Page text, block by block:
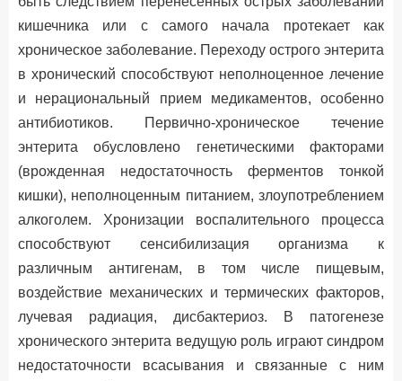
кишечника или с самого начала протекает как
хроническое заболевание. Переходу острого энтерита
в хронический способствуют неполноценное лечение
и нерациональный прием медикаментов, особенно
антибиотиков. Первично-хроническое течение
энтерита обусловлено генетическими факторами
(врожденная недостаточность ферментов тонкой
кишки), неполноценным питанием, злоупотреблением
алкоголем. Хронизации воспалительного процесса
способствуют сенсибилизация организма к
различным антигенам, в том числе пищевым,
воздействие механических и термических факторов,
лучевая радиация, дисбактериоз. В патогенезе
хронического энтерита ведущую роль играют синдром
недостаточности всасывания и связанные с ним